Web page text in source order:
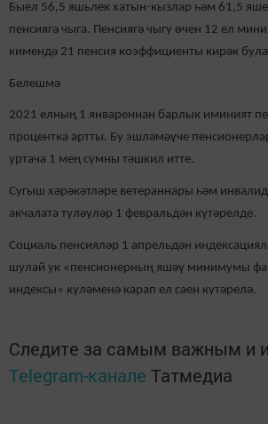
Быел 56,5 яшьлек хатын-кызлар һәм 61,5 яше
пенсиягә чыга. Пенсиягә чыгу өчен 12 ел
кимендә 21 пенсия коэффициенты кирәк
Белешмә
2021 елның 1 январеннан барлык иминият
процентка артты. Бу эшләмәүче
уртача 1 мең сумны тәшкил итте.
Сугыш хәрәкәтләре ветераннары һәм
акчалата түләүләр 1 февральдән күтәрелде.
Социаль пенсияләр 1 апрельдән
шулай ук «пенсионерның яшәү минимумы
индексы» күләменә карап ел саен күтәрелә.
Следите за самым важным и
Telegram-канале Татмедиа